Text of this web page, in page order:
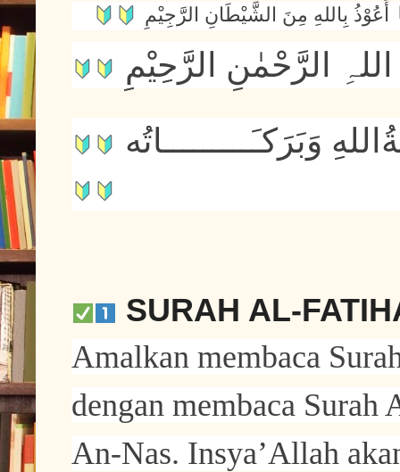
SURAH AL-
Amalkan membaca
dengan membaca
An-Nas. Insya’Allah